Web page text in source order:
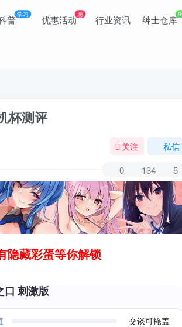
普学习 优惠活动惠 行业资讯 绅士仓库
杯测评
关注 私信
0 134 5
隐藏彩蛋等你解锁
刺激版
交谈可掩盖